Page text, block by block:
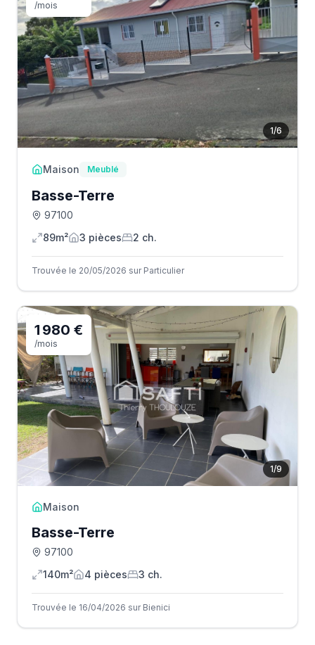
1/6
/mois
Maison Meublé
Basse-Terre
97100
89m²
3 pièces 2 ch.
Trouvée le 20/05/2026 sur Particulier
1/9
1 980 €
/mois
Maison
Basse-Terre
97100
140m²
4 pièces 3 ch.
Trouvée le 16/04/2026 sur Bienici